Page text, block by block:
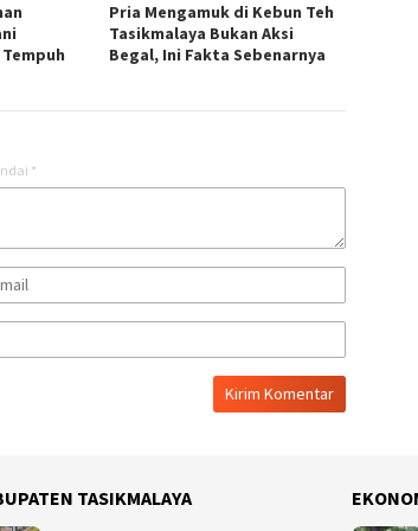
Pria Mengamuk di Kebun Teh
Tasikmalaya Bukan Aksi
Begal, Ini Fakta Sebenarnya
*
TASIKMALAYA